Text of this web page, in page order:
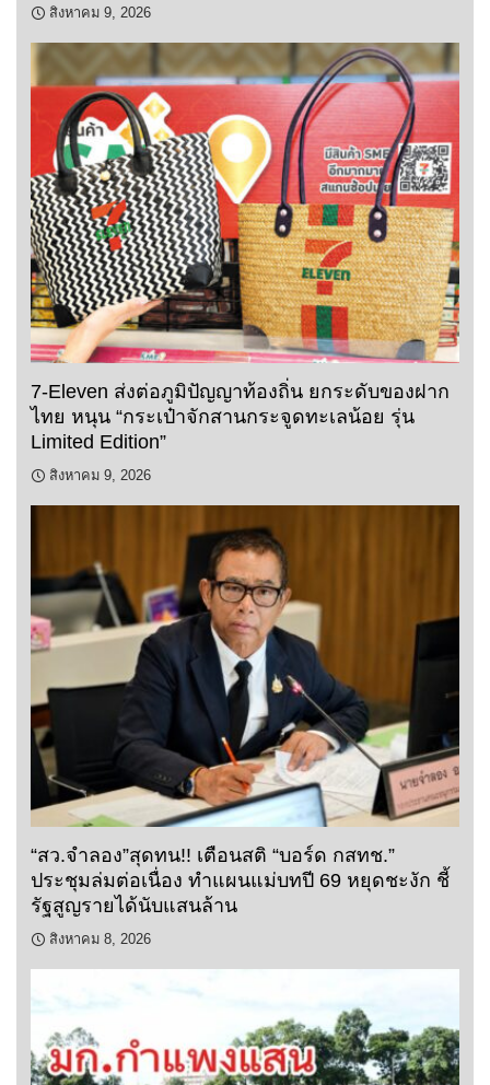
สิงหาคม 9, 2026
7-Eleven ส่งต่อภูมิปัญญาท้องถิ่น ยกระดับของฝาก
ไทย หนุน “กระเป๋าจักสานกระจูดทะเลน้อย รุ่น
Limited Edition”
สิงหาคม 9, 2026
“สว.จำลอง”สุดทน!! เตือนสติ “บอร์ด กสทช.”
ประชุมล่มต่อเนื่อง ทำแผนแม่บทปี 69 หยุดชะงัก ชี้
รัฐสูญรายได้นับแสนล้าน
สิงหาคม 8, 2026